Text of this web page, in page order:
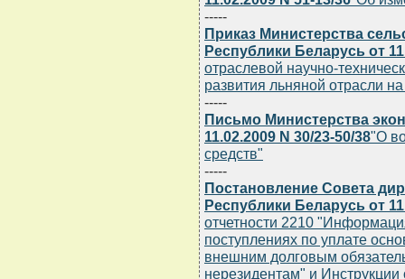
-----
Приказ Министерства
Республики Беларусь от
отраслевой научно-
развития льняной отрасли
-----
Письмо Министерства
11.02.2009 N 30/23-50/38"О
средств"
-----
Постановление Совета
Республики Беларусь от
отчетности 2210
поступлениях по уплате
внешним долговым
нерезидентам" и